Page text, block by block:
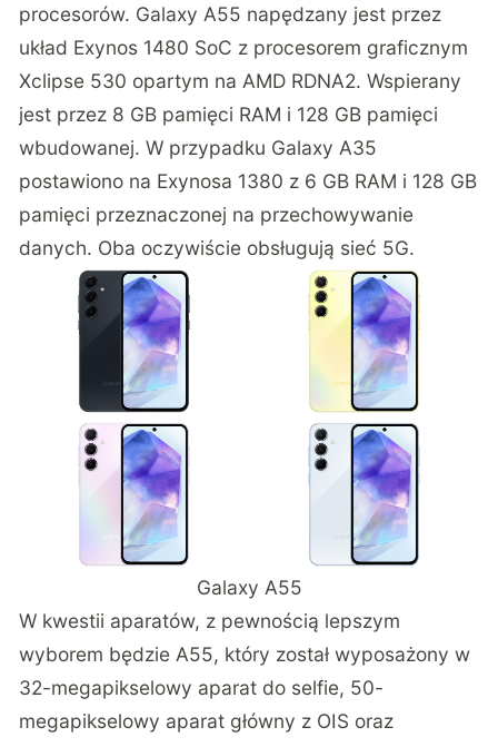
procesorów. Galaxy A55 napędzany jest przez
układ Exynos 1480 SoC z procesorem graficznym
Xclipse 530 opartym na AMD RDNA2. Wspierany
jest przez 8 GB pamięci RAM i 128 GB pamięci
wbudowanej. W przypadku Galaxy A35
postawiono na Exynosa 1380 z 6 GB RAM i 128 GB
pamięci przeznaczonej na przechowywanie
danych. Oba oczywiście obsługują sieć 5G.
Galaxy A55
W kwestii aparatów, z pewnością lepszym
wyborem będzie A55, który został wyposażony w
32-megapikselowy aparat do selfie, 50-
megapikselowy aparat główny z OIS oraz